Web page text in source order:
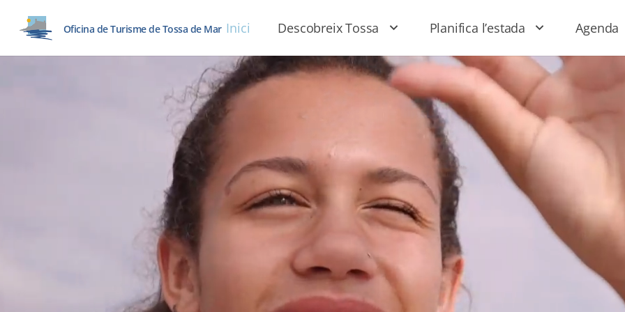
Oficina de Turisme de Tossa de Mar Inici Descobreix Tossa Planifica l’estada Agenda